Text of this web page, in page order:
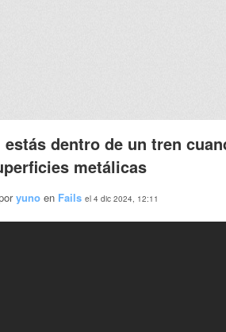
estás dentro de un tren
metálicas
yuno en Fails el 4 dic 2024, 12:11